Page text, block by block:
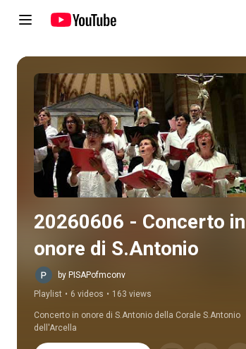
Play all
20260606 - Concerto in
onore di S.Antonio
by PISAPofmconv
Playlist • 6 videos • 163 views
Concerto in onore di S.Antonio della Corale S.Antonio
dell'Arcella